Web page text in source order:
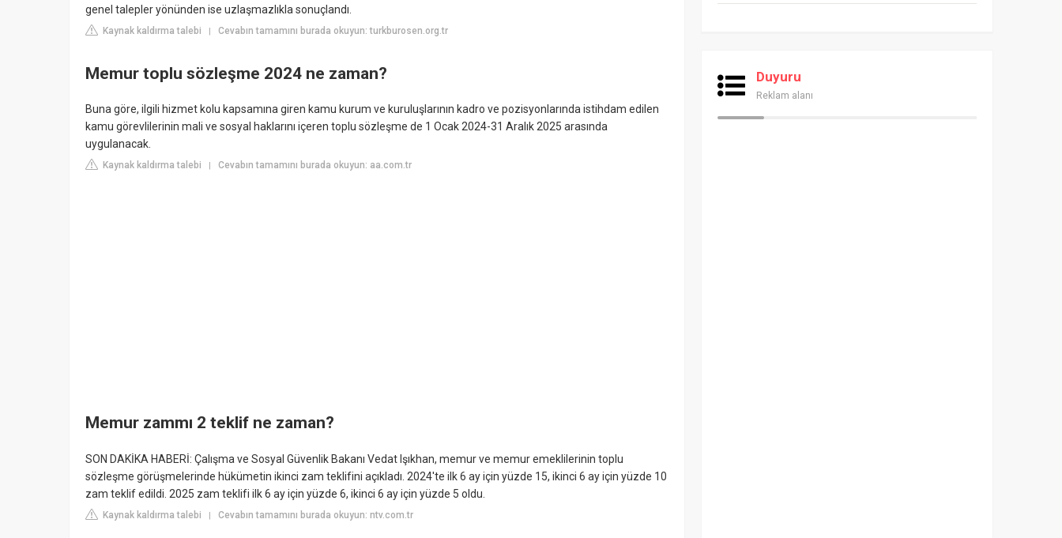
genel talepler yönünden ise uzlaşmazlıkla sonuçlandı.
Kaynak kaldırma talebi Cevabın tamamını burada okuyun: turkburosen.org.tr
Memur toplu sözleşme 2024 ne zaman?
Buna göre, ilgili hizmet kolu kapsamına giren kamu kurum ve kuruluşlarının kadro ve pozisyonlarında istihdam edilen
kamu görevlilerinin mali ve sosyal haklarını içeren toplu sözleşme de 1 Ocak 2024-31 Aralık 2025 arasında
uygulanacak.
Kaynak kaldırma talebi Cevabın tamamını burada okuyun: aa.com.tr
Memur zammı 2 teklif ne zaman?
SON DAKİKA HABERİ: Çalışma ve Sosyal Güvenlik Bakanı Vedat Işıkhan, memur ve memur emeklilerinin toplu
sözleşme görüşmelerinde hükümetin ikinci zam teklifini açıkladı. 2024'te ilk 6 ay için yüzde 15, ikinci 6 ay için yüzde 10
zam teklif edildi. 2025 zam teklifi ilk 6 ay için yüzde 6, ikinci 6 ay için yüzde 5 oldu.
Kaynak kaldırma talebi | Cevabın tamamını burada okuyun: ntv.com.tr
Duyuru
Reklam alanı